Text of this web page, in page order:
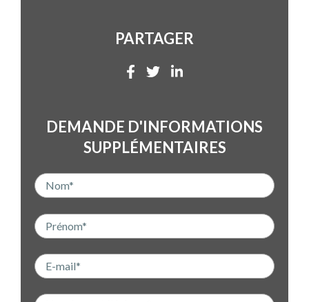
PARTAGER
DEMANDE D'INFORMATIONS
SUPPLÉMENTAIRES